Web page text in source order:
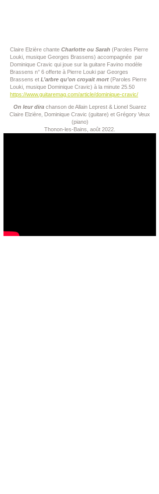
Claire Elzière chante Charlotte ou Sarah (Paroles Pierre
Louki, musique Georges Brassens) accompagnée par
Dominique Cravic qui joue sur la guitare Favino modèle
Brassens n° 6 offerte à Pierre Louki par Georges
Brassens et L’arbre qu’on croyait mort (Paroles Pierre
Louki, musique Dominique Cravic) à la minute 25.50
https://www.guitaremag.com/article/dominique-cravic/
On leur dirachanson de Allain Leprest & Lionel Suarez
Claire Elzière, Dominique Cravic (guitare) et Grégory Veux
(piano)
Thonon-les-Bains, août 2022.